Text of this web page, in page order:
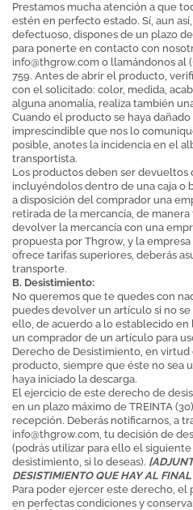
Prestamos mucha atención a que
estén en perfecto estado. Sí, aun
defectuoso, dispones de un plazo
para ponerte en contacto con
info@thgrow.com o llamándonos al
759. Antes de abrir el producto,
con el solicitado: color, medida,
alguna anomalía, realiza también
Cuando el producto se haya
imprescindible que nos lo
posible, anotes la incidencia en el
transportista.
Los productos deben ser devueltos
incluyéndolos dentro de una caja o
a disposición del comprador una
retirada de la mercancía, de
devolver la mercancía con una
propuesta por Thgrow, y la
ofrece tarifas superiores, deberás
transporte.
B. Desistimiento:
No queremos que te quedes con
puedes devolver un artículo si no
ello, de acuerdo a lo establecido en
un comprador de un artículo para
Derecho de Desistimiento, en
producto, siempre que éste no sea
haya iniciado la descarga.
El ejercicio de este derecho de
en un plazo máximo de TREINTA
recepción. Deberás notificarnos, a
info@thgrow.com, tu decisión de
(podrás utilizar para ello el
desistimiento, si lo deseas).
DESISTIMIENTO QUE HAY AL
Para poder ejercer este derecho,
en perfectas condiciones y